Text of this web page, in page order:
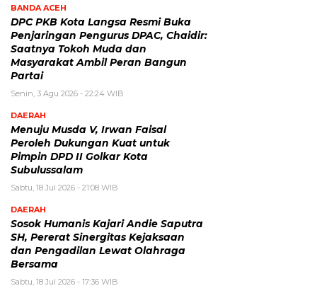
BANDA ACEH
DPC PKB Kota Langsa Resmi Buka
Penjaringan Pengurus DPAC, Chaidir:
Saatnya Tokoh Muda dan
Masyarakat Ambil Peran Bangun
Partai
Senin, 3 Agu 2026 - 22:24 WIB
DAERAH
Menuju Musda V, Irwan Faisal
Peroleh Dukungan Kuat untuk
Pimpin DPD II Golkar Kota
Subulussalam
Sabtu, 18 Jul 2026 - 21:08 WIB
DAERAH
Sosok Humanis Kajari Andie Saputra
SH, Pererat Sinergitas Kejaksaan
dan Pengadilan Lewat Olahraga
Bersama
Sabtu, 18 Jul 2026 - 17:36 WIB